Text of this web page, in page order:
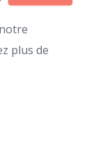
plus de